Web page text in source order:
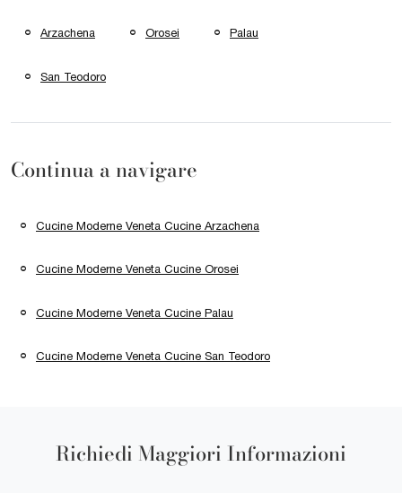
Arzachena Orosei Palau
San Teodoro
Continua a navigare
Cucine Moderne Veneta Cucine Arzachena
Cucine Moderne Veneta Cucine Orosei
Cucine Moderne Veneta Cucine Palau
Cucine Moderne Veneta Cucine San Teodoro
Richiedi Maggiori Informazioni